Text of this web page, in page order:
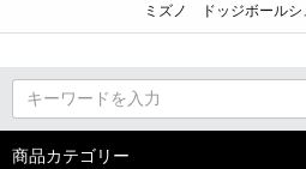
ミズノ ドッジボール
商品カテゴリー